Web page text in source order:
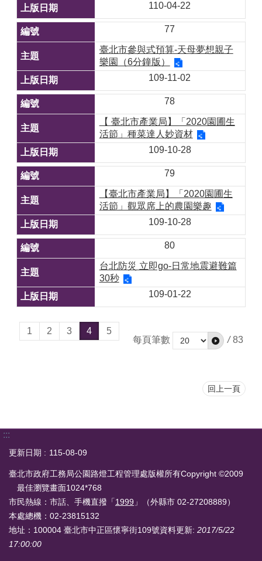
110-04-22
77
臺北市參與式預算-天母夢想親子
樂園（6分鐘版）
109-11-02
78
【 臺北市產業局】「2020園圃生
活節」種菜達人妙資材
109-10-28
79
【臺北市產業局】「2020園圃生
活節」觀眾席上的農園樂趣
109-10-28
80
台北防災 立即go-日常地震避難篇
30秒
109-01-22
1 2 3 4
5
每頁筆數
/ 83
回上一頁
:::
更新日期 115-08-09
臺北市政府工務局公園路燈工程管理處版權所有Copyright ©2009
最佳瀏覽畫面1024*768
市民熱線：市話、手機直撥「1999 」（外縣市 02-27208889）
本處總機：02-23815132
地址：100004 臺北市中正區懷寧街109號資料更新: 2017/5/22
17:00:00